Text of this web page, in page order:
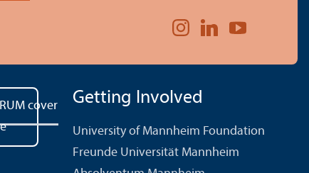
Getting Involved
University of Mannheim Foundation
Freunde Universität Mannheim